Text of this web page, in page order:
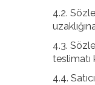
4.2.
4.3.
teslimatı
4.4.